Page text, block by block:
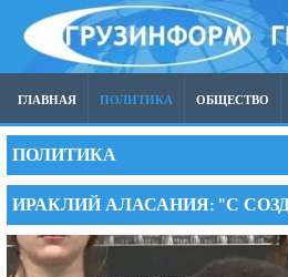
ГЛАВНАЯ ПОЛИТИКА ОБЩЕСТВО
ПОЛИТИКА
ИРАКЛИЙ АЛАСАНИЯ: "С